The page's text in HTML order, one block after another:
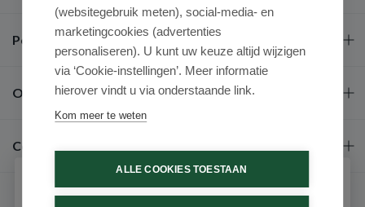
Populaire merken
Over ons
Contact
(websitegebruik meten), social-media- en
marketingcookies (advertenties
personaliseren). U kunt uw keuze altijd wijzigen
via ‘Cookie-instellingen’. Meer informatie
hierover vindt u via onderstaande link.
Kom meer te weten
ALLE COOKIES TOESTAAN
Schrijf je in voor onze nieuwsbrief